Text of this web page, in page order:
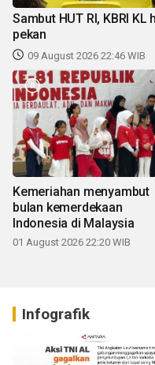
Sambut HUT RI, KBRI
pekan
09 August 2026 22:46 WIB
Kemeriahan menyambut
bulan kemerdekaan
Indonesia di Malaysia
01 August 2026 22:20 WIB
Infografik